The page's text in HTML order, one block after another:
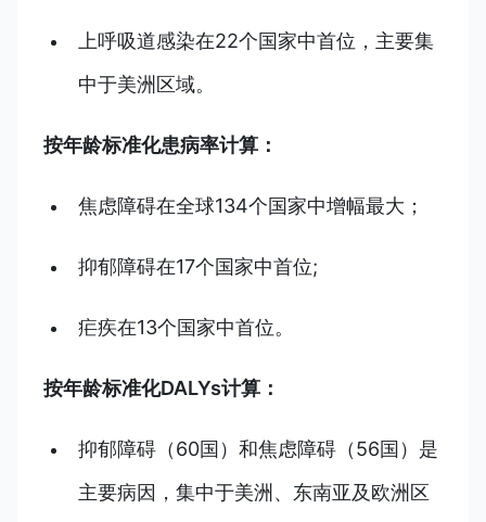
上呼吸道感染在22个国家中首位，主要集
中于美洲区域。
按年龄标准化患病率计算：
焦虑障碍在全球134个国家中增幅最大；
抑郁障碍在17个国家中首位;
疟疾在13个国家中首位。
按年龄标准化DALYs计算：
抑郁障碍（60国）和焦虑障碍（56国）是
主要病因，集中于美洲、东南亚及欧洲区